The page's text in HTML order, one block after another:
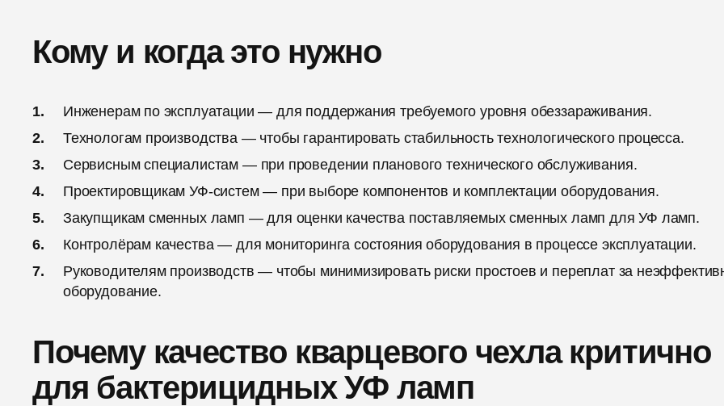
Кому и когда это нужно
Инженерам по эксплуатации — для поддержания требуемого уровня обеззараживания.
Технологам производства — чтобы гарантировать стабильность технологического процесса.
Сервисным специалистам — при проведении планового технического обслуживания.
Проектировщикам УФ-систем — при выборе компонентов и комплектации оборудования.
Закупщикам сменных ламп — для оценки качества поставляемых сменных ламп для УФ ламп.
Контролёрам качества — для мониторинга состояния оборудования в процессе эксплуатации.
Руководителям производств — чтобы минимизировать риски простоев и переплат за
оборудование.
Почему качество кварцевого чехла критично
для бактерицидных УФ ламп